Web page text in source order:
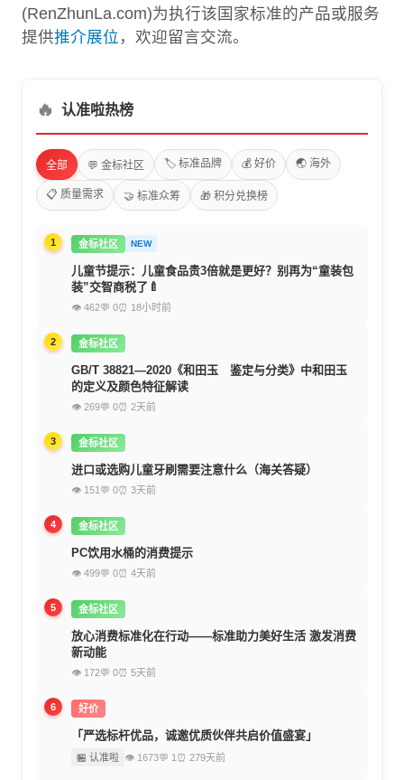
(RenZhunLa.com)为执行该国家标准的产品或服务
提供推介展位 ，欢迎留言交流。
🔥 认准啦热榜
全部 💬 金标社区 🏷️ 标准品牌 💰 好价 🌏 海外
📋 质量需求 🤝 标准众筹 🎁 积分兑换榜
1 金标社区 NEW
儿童节提示：儿童食品贵3倍就是更好？别再为“童装包
装”交智商税了🍼
👁 462💬 0⏰ 18小时前
2 金标社区
GB/T 38821—2020《和田玉 鉴定与分类》中和田玉
的定义及颜色特征解读
👁 269💬 0⏰ 2天前
3 金标社区
进口或选购儿童牙刷需要注意什么（海关答疑）
👁 151 💬 0⏰ 3天前
4 金标社区
PC饮用水桶的消费提示
👁 499💬 0⏰ 4天前
5 金标社区
放心消费标准化在行动——标准助力美好生活 激发消费
新动能
👁 172💬 0⏰ 5天前
6 好价
「严选标杆优品，诚邀优质伙伴共启价值盛宴」
🏪 认准啦 👁 1673💬 1 ⏰ 279天前